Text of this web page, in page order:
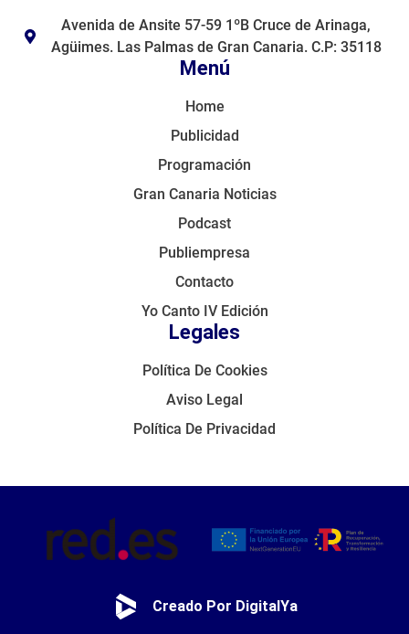
Menú
Home
Publicidad
Programación
Gran Canaria Noticias
Podcast
Publiempresa
Contacto
Yo Canto IV Edición
Legales
Política De Cookies
Aviso Legal
Política De Privacidad
Avenida de Ansite 57-59 1ºB Cruce de Arinaga,
Agüimes. Las Palmas de Gran Canaria. C.P: 35118
Creado Por DigitalYa